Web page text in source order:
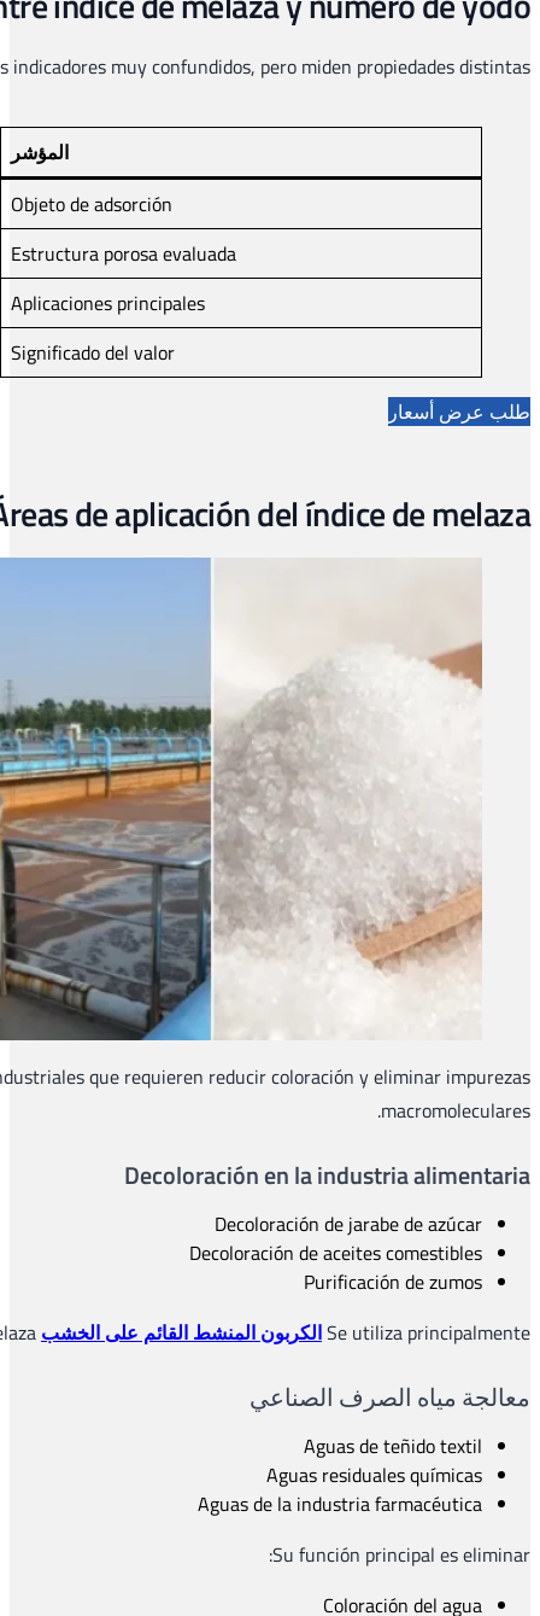
قيمة اليود
Moléculas pequeñas
المسام الدقيقة
Tratamiento de agua, adsorción de gases
Mayor valor = mejor rendimiento
Al medir la retención de pigmentos y contaminantes de gran